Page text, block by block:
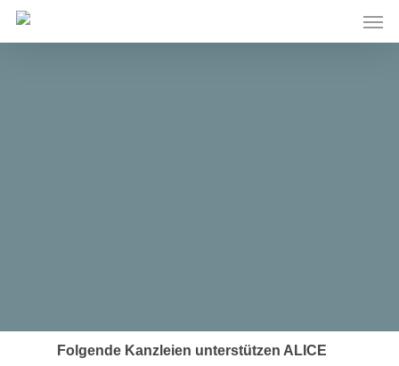
Skip
main
Folgende Kanzleien unterstützen ALICE